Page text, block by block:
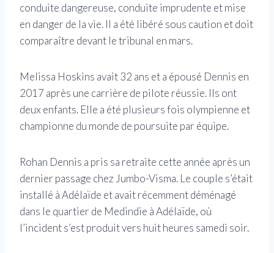
conduite dangereuse, conduite imprudente et mise
en danger de la vie. Il a été libéré sous caution et doit
comparaître devant le tribunal en mars.
Melissa Hoskins avait 32 ans et a épousé Dennis en
2017 après une carrière de pilote réussie. Ils ont
deux enfants. Elle a été plusieurs fois olympienne et
championne du monde de poursuite par équipe.
Rohan Dennis a pris sa retraite cette année après un
dernier passage chez Jumbo-Visma. Le couple s’était
installé à Adélaïde et avait récemment déménagé
dans le quartier de Medindie à Adélaïde, où
l’incident s’est produit vers huit heures samedi soir.